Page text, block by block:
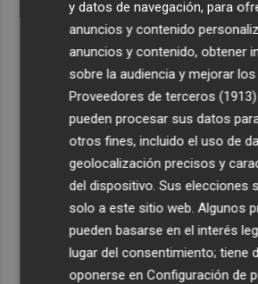
y datos de navegación, para
anuncios y contenido
anuncios y contenido, obtener
sobre la audiencia y mejorar los
Proveedores de terceros (1913)
pueden procesar sus datos
otros fines, incluido el uso de
geolocalización precisos y
del dispositivo. Sus elecciones
solo a este sitio web. Algunos
pueden basarse en el interés
lugar del consentimiento; tiene
oponerse enConfiguración de